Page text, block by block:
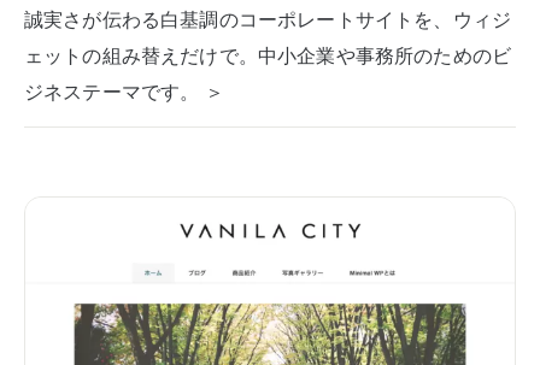
誠実さが伝わる白基調のコーポレートサイトを、ウィジ
ェットの組み替えだけで。中小企業や事務所のためのビ
ジネステーマです。 ＞